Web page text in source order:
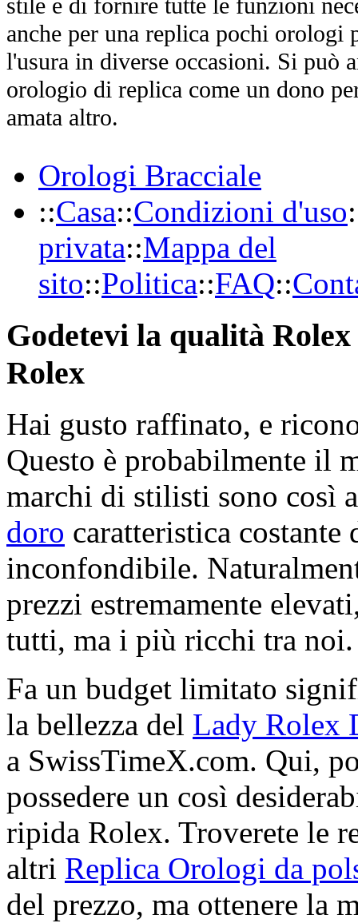
stile e di fornire tutte le funzioni
anche per una replica pochi orologi
l'usura in diverse occasioni. Si può
orologio di replica come un dono
amata altro.
Orologi Bracciale
::Casa::Condizioni d'uso
privata::Mappa del
sito::Politica::FAQ::
Godetevi la qualità
Rolex
Hai gusto raffinato, e
Questo è probabilmente il
marchi di stilisti sono così
doro caratteristica
inconfondibile.
prezzi estremamente
tutti, ma i più ricchi tra noi.
Fa un budget limitato
la bellezza del Lady Rolex
a SwissTimeX.com. Qui,
possedere un così
ripida Rolex. Troverete le
altri Replica Orologi da
del prezzo, ma ottenere la